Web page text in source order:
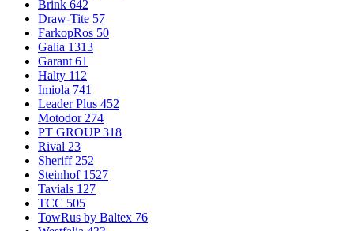
Brink 642
Draw-Tite 57
FarkopRos 50
Galia 1313
Garant 61
Halty 112
Imiola 741
Leader Plus 452
Motodor 274
PT GROUP 318
Rival 23
Sheriff 252
Steinhof 1527
Tavials 127
TCC 505
TowRus by Baltex 76